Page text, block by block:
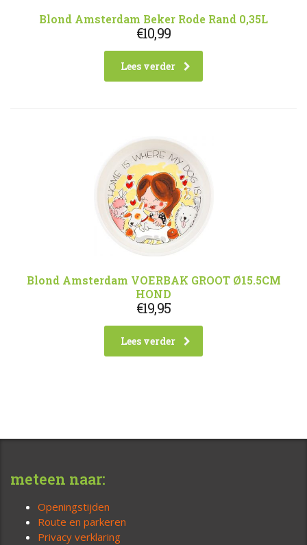
Blond Amsterdam Beker Rode Rand 0,35L
€10,99
Lees verder
Blond Amsterdam VOERBAK GROOT Ø15.5CM
HOND
€19,95
Lees verder
meteen naar:
Openingstijden
Route en parkeren
Privacy verklaring